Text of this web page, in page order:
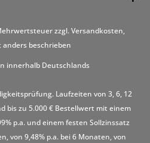
zzgl.Versandkosten,
beschrieben
innerhalb Deutschlands
Laufzeiten von 3, 6, 12
bis zu 5.000 € Bestellwert mit einem
p.a. und einem festen Sollzinssatz
von 9,48% p.a. bei 6 Monaten, von